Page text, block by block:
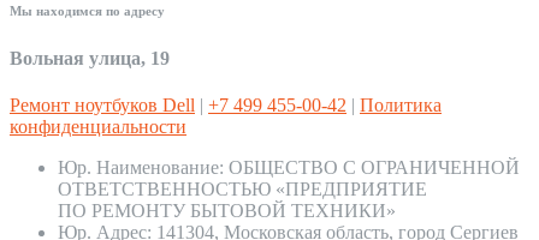
Мы находимся по адресу
Вольная улица, 19
Ремонт ноутбуков Dell | +7 499 455-00-42 | Политика
конфиденциальности
Юр. Наименование: ОБЩЕСТВО С ОГРАНИЧЕННОЙ
ОТВЕТСТВЕННОСТЬЮ «ПРЕДПРИЯТИЕ
ПО РЕМОНТУ БЫТОВОЙ ТЕХНИКИ»
Юр. Адрес: 141304, Московская область, город Сергиев